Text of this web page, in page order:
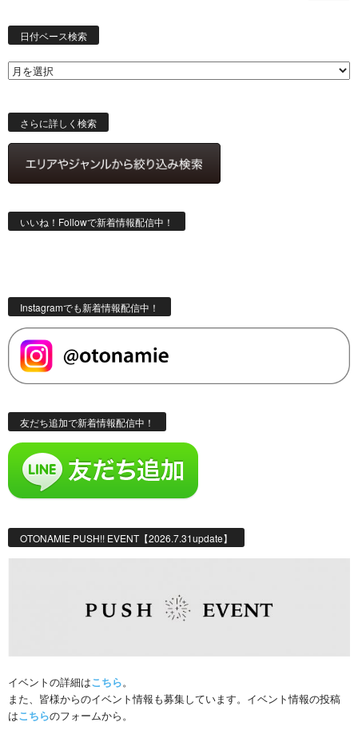
日付ベース検索
索
さらに詳しく検索
いいね！Followで新着情報配信中！
Instagramでも新着情報配信中！
友だち追加で新着情報配信中！
OTONAMIE PUSH!! EVENT【2026.7.31update】
イベントの詳細はこちら。
また、皆様からのイベント情報も募集しています。イベント情報の投稿
はこちらのフォームから。